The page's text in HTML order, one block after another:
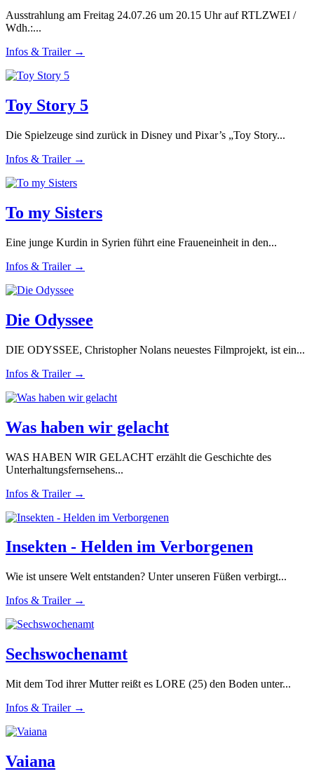
Ausstrahlung am Freitag 24.07.26 um 20.15 Uhr auf RTLZWEI /
Wdh.:...
Infos & Trailer →
Toy Story 5
Die Spielzeuge sind zurück in Disney und Pixar’s „Toy Story...
Infos & Trailer →
To my Sisters
Eine junge Kurdin in Syrien führt eine Fraueneinheit in den...
Infos & Trailer →
Die Odyssee
DIE ODYSSEE, Christopher Nolans neuestes Filmprojekt, ist ein...
Infos & Trailer →
Was haben wir gelacht
WAS HABEN WIR GELACHT erzählt die Geschichte des
Unterhaltungsfernsehens...
Infos & Trailer →
Insekten - Helden im Verborgenen
Wie ist unsere Welt entstanden? Unter unseren Füßen verbirgt...
Infos & Trailer →
Sechswochenamt
Mit dem Tod ihrer Mutter reißt es LORE (25) den Boden unter...
Infos & Trailer →
Vaiana